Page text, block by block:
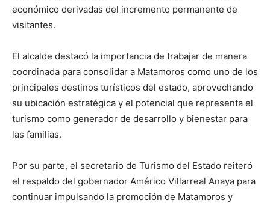
económico derivadas del incremento permanente de
visitantes.
El alcalde destacó la importancia de trabajar de manera
coordinada para consolidar a Matamoros como uno de los
principales destinos turísticos del estado, aprovechando
su ubicación estratégica y el potencial que representa el
turismo como generador de desarrollo y bienestar para
las familias.
Por su parte, el secretario de Turismo del Estado reiteró
el respaldo del gobernador Américo Villarreal Anaya para
continuar impulsando la promoción de Matamoros y